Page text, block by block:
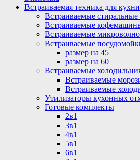
Встраиваемая техника для кухни
Встраиваемые
Встраиваемые
Встраиваемые
Встраиваемые
размер на 45
размер на 60
Встраиваемые
Встраиваемые
Встраиваемые
Утилизаторы кухонных
Готовые комплекты
2в1
3в1
4в1
5в1
6в1